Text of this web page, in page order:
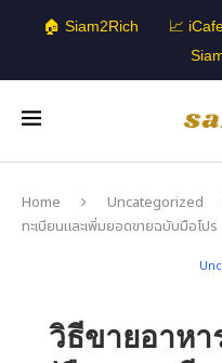
🏠 Siam2Rich 📈
Home Uncategorized
ทะเบียนและเพิ่มยอดขายฉบับมือโปร
วิธีขายอาหา